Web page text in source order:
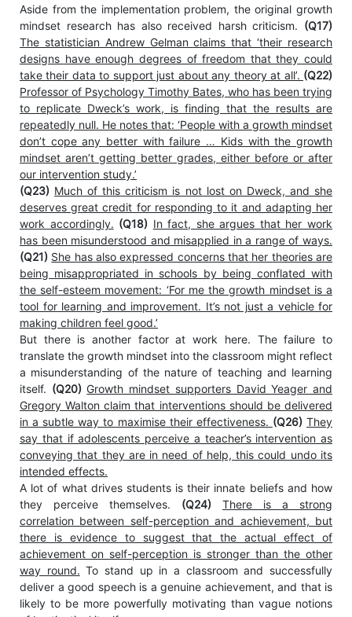
Aside from the implementation problem, the original growth
mindset research has also received harsh criticism. (Q17)
The statistician Andrew Gelman claims that ‘their research
designs have enough degrees of freedom that they could
take their data to support just about any theory at all’. (Q22)
Professor of Psychology Timothy Bates, who has been trying
to replicate Dweck’s work, is finding that the results are
repeatedly null. He notes that: ‘People with a growth mindset
don’t cope any better with failure … Kids with the growth
mindset aren’t getting better grades, either before or after
our intervention study.’
(Q23) Much of this criticism is not lost on Dweck, and she
deserves great credit for responding to it and adapting her
work accordingly. (Q18) In fact, she argues that her work
has been misunderstood and misapplied in a range of ways.
(Q21) She has also expressed concerns that her theories are
being misappropriated in schools by being conflated with
the self-esteem movement: ‘For me the growth mindset is a
tool for learning and improvement. It’s not just a vehicle for
making children feel good.’
But there is another factor at work here. The failure to
translate the growth mindset into the classroom might reflect
a misunderstanding of the nature of teaching and learning
itself. (Q20)Growth mindset supporters David Yeager and
Gregory Walton claim that interventions should be delivered
in a subtle way to maximise their effectiveness. (Q26)They
say that if adolescents perceive a teacher’s intervention as
conveying that they are in need of help, this could undo its
intended effects.
A lot of what drives students is their innate beliefs and how
they perceive themselves. (Q24) There is a strong
correlation between self-perception and achievement, but
there is evidence to suggest that the actual effect of
achievement on self-perception is stronger than the other
way round. To stand up in a classroom and successfully
deliver a good speech is a genuine achievement, and that is
likely to be more powerfully motivating than vague notions